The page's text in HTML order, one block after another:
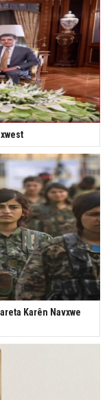
Karên Navxwe